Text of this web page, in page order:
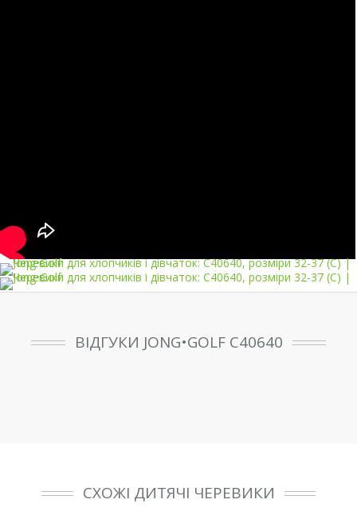
ВІДГУКИ JONG•GOLF C40640
СХОЖІ ДИТЯЧІ ЧЕРЕВИКИ